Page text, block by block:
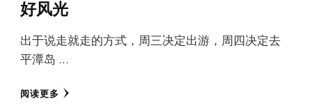
好风光
出于说走就走的方式，周三决定出游，周四决定去
平潭岛 …
阅读更多